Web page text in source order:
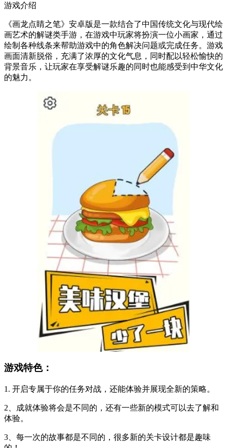
游戏介绍
《画龙点睛之笔》安卓版是一款结合了中国传统文化与现代绘
画艺术的解谜类手游，在游戏中玩家将扮演一位小画家，通过
绘制各种线条来帮助游戏中的角色解决问题或完成任务。游戏
画面清新脱俗，充满了浓厚的文化气息，同时配以轻松愉快的
背景音乐，让玩家在享受解谜乐趣的同时也能感受到中华文化
的魅力。
游戏特色：
1. 开启专属于你的任务对战，还能体验并展现全新的策略。
2、成就体验将会是不同的，还有一些新的模式可以去了解和
体验。
3、每一次的故事都是不同的，很多新的关卡设计都是趣味